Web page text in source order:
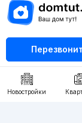
Новостройки
Отдел рекламы
+998 (78) 113-
+998 (93) 390-
Пн-Пт. С 9:30 до